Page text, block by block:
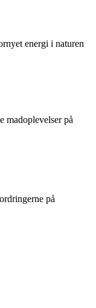
energi i naturen
madoplevelser på
på